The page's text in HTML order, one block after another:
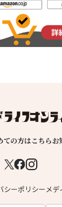
ての方はこちらお
シーポリシーメデ